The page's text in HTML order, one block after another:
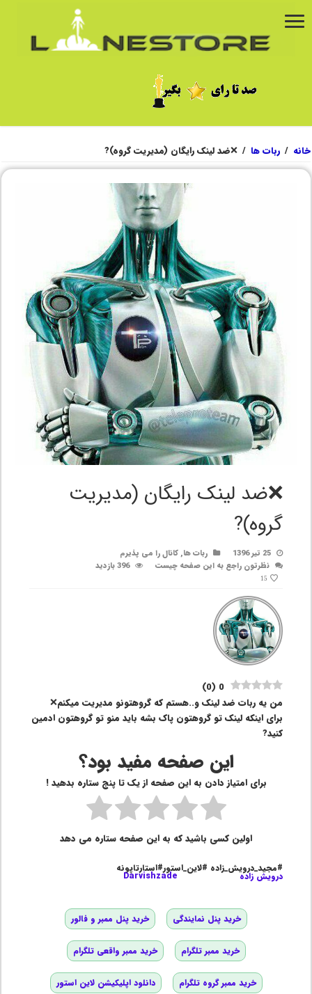
خانه / ربات ها / ❌ضد لینک رایگان (مدیریت گروه)?
❌ضد لینک رایگان (مدیریت
گروه)?
25 تیر 1396 ربات ها,کانال را می پذیرم
نظرتون راجع به این صفحه چیست
396 بازدید
15
0
(
0
)
من یه ربات ضد لینک و..هستم که گروهتونو مدیریت میکنم❌
برای اینکه لینک تو گروهتون پاک بشه باید منو تو گروهتون ادمین
کنید?
این صفحه مفید بود؟
برای امتیاز دادن به این صفحه از یک تا پنج ستاره بدهید !
اولین کسی باشید که به این صفحه ستاره می دهد
#مجید_درویش_زاده #لاین_استور#استارتاپونه
درویش زاده Darvishzade
خرید پنل نمایندگی خرید پنل ممبر و فالور
خرید ممبر تلگرام خرید ممبر واقعی تلگرام
خرید ممبر گروه تلگرام دانلود اپلیکیشن لاین استور